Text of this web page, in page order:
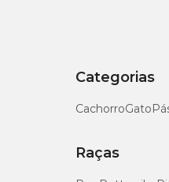
Matéria
Categorias
CachorroGato
Raças